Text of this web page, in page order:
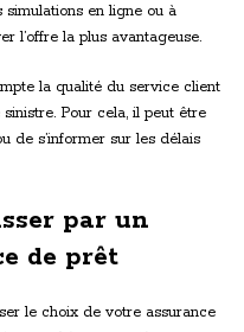
simulations en ligne ou à
l’offre la plus avantageuse.
la qualité du service client
Pour cela, il peut être
de s’informer sur les délais
par un
de prêt
le choix de votre assurance